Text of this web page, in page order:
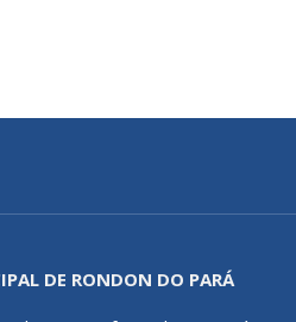
DE RONDON DO PARÁ